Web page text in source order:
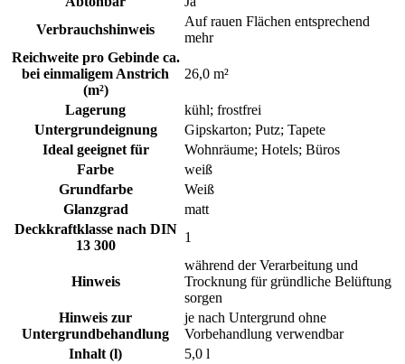
Verbrauchshinweis
Auf rauen Flächen entsprechend
mehr
Reichweite pro Gebinde ca.
bei einmaligem Anstrich
(m²)
26,0 m²
Lagerung
kühl; frostfrei
Untergrundeignung
Gipskarton; Putz; Tapete
Ideal geeignet für
Wohnräume; Hotels; Büros
Farbe
weiß
Grundfarbe
Weiß
Glanzgrad
matt
Deckkraftklasse nach DIN
13 300
1
Hinweis
während der Verarbeitung und
Trocknung für gründliche Belüftung
sorgen
Hinweis zur
Untergrundbehandlung
je nach Untergrund ohne
Vorbehandlung verwendbar
Inhalt (l)
5,0 l